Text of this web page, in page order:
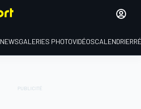
NEWSGALERIES PHOTOVIDÉOSCALENDRIER